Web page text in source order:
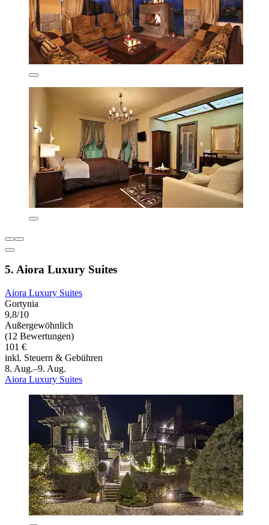
5. Aiora Luxury Suites
Aiora Luxury Suites
Gortynia
9,8/10
Außergewöhnlich
(12 Bewertungen)
101 €
inkl. Steuern & Gebühren
8. Aug.–9. Aug.
Aiora Luxury Suites